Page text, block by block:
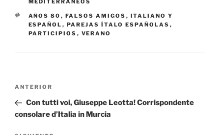
MEDITERRÁNEOS
ETIQUETAS
AÑOS 80 , FALSOS AMIGOS , ITALIANO Y
ESPAÑOL , PAREJAS ÍTALO ESPAÑOLAS ,
PARTICIPIOS , VERANO
Navegación
entradas
Entrada
anterior:
ANTERIOR
Con tutti voi, Giuseppe Leotta! Corrispondente
consolare d’Italia in Murcia